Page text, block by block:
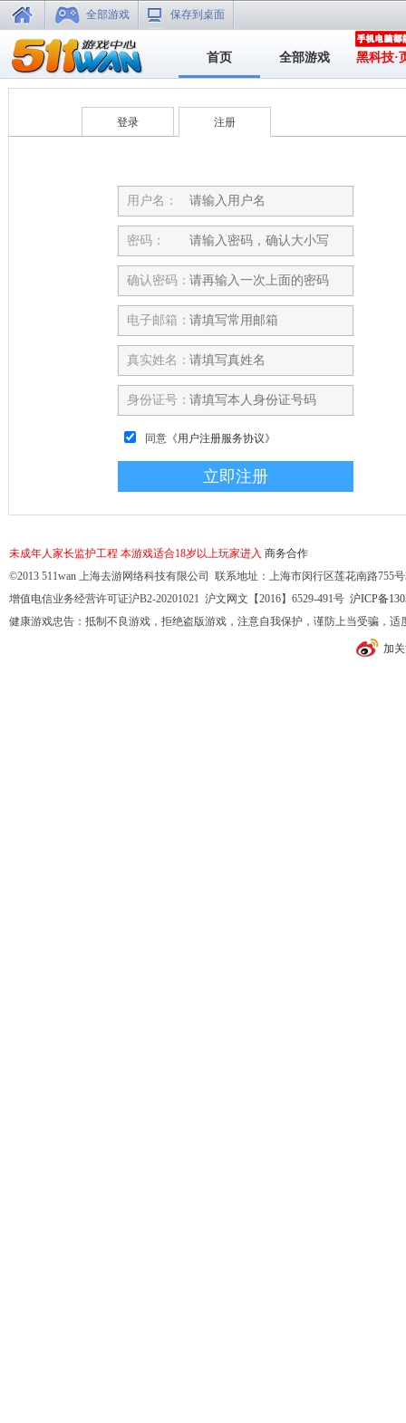
全部游戏 保存到桌面
首页 全部游戏 黑科技·
登录 注册
用户名：
密码：
确认密码：
电子邮箱：
真实姓名：
身份证号：
同意 《用户注册服务协议》
未成年人家长监护工程 本游戏适合18岁以上玩家进入 商务合作
©2013 511wan 上海去游网络科技有限公司 联系地址：上海市闵行区莲花南路755
增值电信业务经营许可证沪B2-20201021 沪文网文【2016】6529-491号 沪ICP备
健康游戏忠告：抵制不良游戏，拒绝盗版游戏，注意自我保护，谨防上当受骗，
加